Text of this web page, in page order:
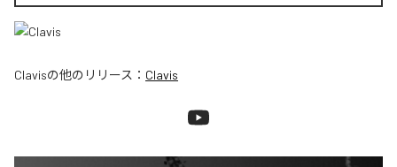
Clavisの他のリリース： Clavis